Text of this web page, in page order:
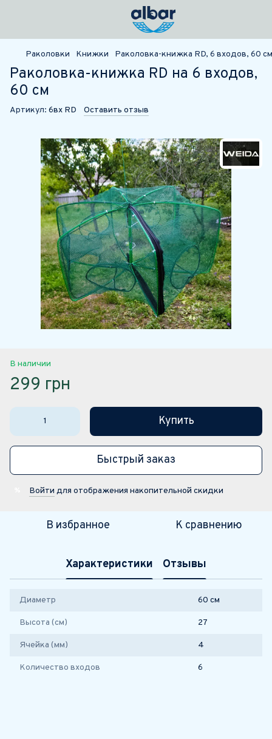
Раколовки Книжки Раколовка-книжка RD, 6 входов, 60 см
Раколовка-книжка RD на 6 входов,
60 см
Артикул: 6вх RD Оставить отзыв
В наличии
299 грн
Купить
Быстрый заказ
Войти для отображения накопительной скидки
В избранное К сравнению
Характеристики Отзывы
Диаметр 60 см
Высота (см) 27
Ячейка (мм) 4
Количество входов 6